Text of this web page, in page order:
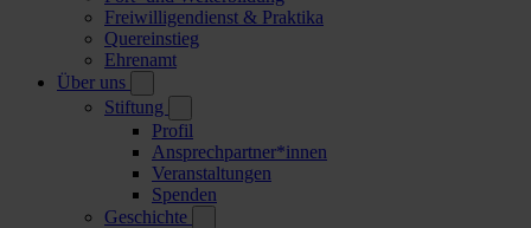
Freiwilligendienst & Praktika
Quereinstieg
Ehrenamt
Über uns
Stiftung
Profil
Ansprechpartner*innen
Veranstaltungen
Spenden
Geschichte